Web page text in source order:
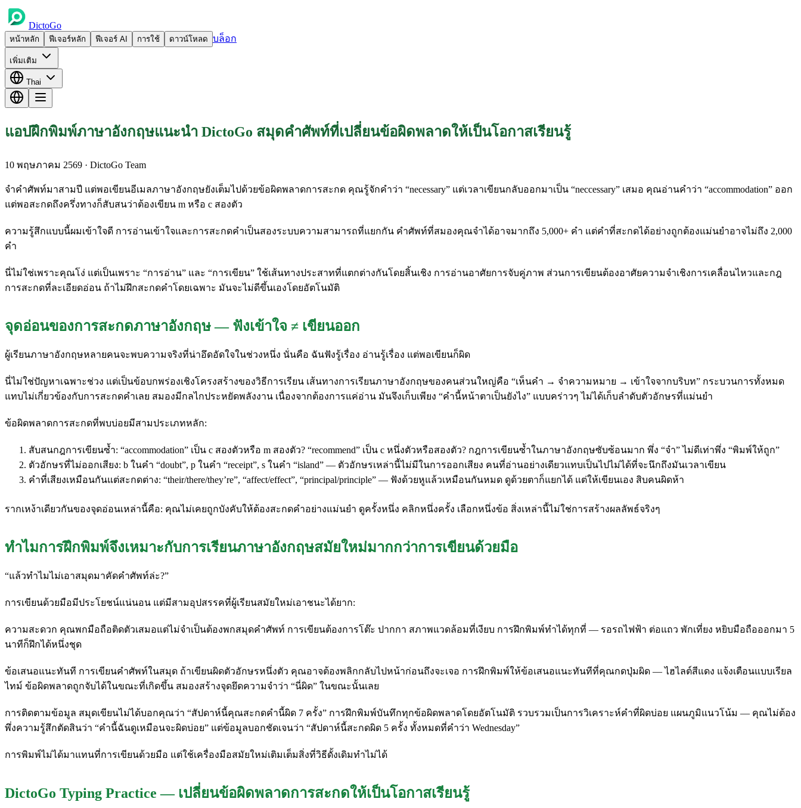
DictoGo
หน้าหลัก ฟีเจอร์หลัก ฟีเจอร์ AI การใช้ ดาวน์โหลด บล็อก
เพิ่มเติม
Thai
แอปฝึกพิมพ์ภาษาอังกฤษแนะนำ DictoGo สมุดคำศัพท์ที่เปลี่ยนข้อผิดพลาดให้เป็นโอกาสเรียนรู้
10 พฤษภาคม 2569 · DictoGo Team
จำคำศัพท์มาสามปี แต่พอเขียนอีเมลภาษาอังกฤษยังเต็มไปด้วยข้อผิดพลาดการสะกด คุณรู้จักคำว่า “necessary” แต่เวลาเขียนกลับออกมาเป็น “neccessary” เสมอ คุณอ่านคำว่า “accommodation” ออก
แต่พอสะกดถึงครึ่งทางก็สับสนว่าต้องเขียน m หรือ c สองตัว
ความรู้สึกแบบนี้ผมเข้าใจดี การอ่านเข้าใจและการสะกดคำเป็นสองระบบความสามารถที่แยกกัน คำศัพท์ที่สมองคุณจำได้อาจมากถึง 5,000+ คำ แต่คำที่สะกดได้อย่างถูกต้องแม่นยำอาจไม่ถึง 2,000
คำ
นี่ไม่ใช่เพราะคุณโง่ แต่เป็นเพราะ “การอ่าน” และ “การเขียน” ใช้เส้นทางประสาทที่แตกต่างกันโดยสิ้นเชิง การอ่านอาศัยการจับคู่ภาพ ส่วนการเขียนต้องอาศัยความจำเชิงการเคลื่อนไหวและกฎ
การสะกดที่ละเอียดอ่อน ถ้าไม่ฝึกสะกดคำโดยเฉพาะ มันจะไม่ดีขึ้นเองโดยอัตโนมัติ
จุดอ่อนของการสะกดภาษาอังกฤษ — ฟังเข้าใจ ≠ เขียนออก
ผู้เรียนภาษาอังกฤษหลายคนจะพบความจริงที่น่าอึดอัดใจในช่วงหนึ่ง นั่นคือ ฉันฟังรู้เรื่อง อ่านรู้เรื่อง แต่พอเขียนก็ผิด
นี่ไม่ใช่ปัญหาเฉพาะช่วง แต่เป็นข้อบกพร่องเชิงโครงสร้างของวิธีการเรียน เส้นทางการเรียนภาษาอังกฤษของคนส่วนใหญ่คือ “เห็นคำ → จำความหมาย → เข้าใจจากบริบท” กระบวนการทั้งหมด
แทบไม่เกี่ยวข้องกับการสะกดคำเลย สมองมีกลไกประหยัดพลังงาน เนื่องจากต้องการแค่อ่าน มันจึงเก็บเพียง “คำนี้หน้าตาเป็นยังไง” แบบคร่าวๆ ไม่ได้เก็บลำดับตัวอักษรที่แม่นยำ
ข้อผิดพลาดการสะกดที่พบบ่อยมีสามประเภทหลัก:
สับสนกฎการเขียนซ้ำ: “accommodation” เป็น c สองตัวหรือ m สองตัว? “recommend” เป็น c หนึ่งตัวหรือสองตัว? กฎการเขียนซ้ำในภาษาอังกฤษซับซ้อนมาก พึ่ง “จำ” ไม่ดีเท่าพึ่ง “พิมพ์ให้ถูก”
ตัวอักษรที่ไม่ออกเสียง: b ในคำ “doubt”, p ในคำ “receipt”, s ในคำ “island” — ตัวอักษรเหล่านี้ไม่มีในการออกเสียง คนที่อ่านอย่างเดียวแทบเป็นไปไม่ได้ที่จะนึกถึงมันเวลาเขียน
คำที่เสียงเหมือนกันแต่สะกดต่าง: “their/there/they’re”, “affect/effect”, “principal/principle” — ฟังด้วยหูแล้วเหมือนกันหมด ดูด้วยตาก็แยกได้ แต่ให้เขียนเอง สิบคนผิดห้า
รากเหง้าเดียวกันของจุดอ่อนเหล่านี้คือ: คุณไม่เคยถูกบังคับให้ต้องสะกดคำอย่างแม่นยำ ดูครั้งหนึ่ง คลิกหนึ่งครั้ง เลือกหนึ่งข้อ สิ่งเหล่านี้ไม่ใช่การสร้างผลลัพธ์จริงๆ
ทำไมการฝึกพิมพ์จึงเหมาะกับการเรียนภาษาอังกฤษสมัยใหม่มากกว่าการเขียนด้วยมือ
“แล้วทำไมไม่เอาสมุดมาคัดคำศัพท์ล่ะ?”
การเขียนด้วยมือมีประโยชน์แน่นอน แต่มีสามอุปสรรคที่ผู้เรียนสมัยใหม่เอาชนะได้ยาก:
ความสะดวก คุณพกมือถือติดตัวเสมอแต่ไม่จำเป็นต้องพกสมุดคำศัพท์ การเขียนต้องการโต๊ะ ปากกา สภาพแวดล้อมที่เงียบ การฝึกพิมพ์ทำได้ทุกที่ — รอรถไฟฟ้า ต่อแถว พักเที่ยง หยิบมือถือออกมา 5
นาทีก็ฝึกได้หนึ่งชุด
ข้อเสนอแนะทันที การเขียนคำศัพท์ในสมุด ถ้าเขียนผิดตัวอักษรหนึ่งตัว คุณอาจต้องพลิกกลับไปหน้าก่อนถึงจะเจอ การฝึกพิมพ์ให้ข้อเสนอแนะทันทีที่คุณกดปุ่มผิด — ไฮไลต์สีแดง แจ้งเตือนแบบเรียล
ไทม์ ข้อผิดพลาดถูกจับได้ในขณะที่เกิดขึ้น สมองสร้างจุดยึดความจำว่า “นี่ผิด” ในขณะนั้นเลย
การติดตามข้อมูล สมุดเขียนไม่ได้บอกคุณว่า “สัปดาห์นี้คุณสะกดคำนี้ผิด 7 ครั้ง” การฝึกพิมพ์บันทึกทุกข้อผิดพลาดโดยอัตโนมัติ รวบรวมเป็นการวิเคราะห์คำที่ผิดบ่อย แผนภูมิแนวโน้ม — คุณไม่ต้อง
พึ่งความรู้สึกตัดสินว่า “คำนี้ฉันดูเหมือนจะผิดบ่อย” แต่ข้อมูลบอกชัดเจนว่า “สัปดาห์นี้สะกดผิด 5 ครั้ง ทั้งหมดที่คำว่า Wednesday”
การพิมพ์ไม่ได้มาแทนที่การเขียนด้วยมือ แต่ใช้เครื่องมือสมัยใหม่เติมเต็มสิ่งที่วิธีดั้งเดิมทำไม่ได้
DictoGo Typing Practice — เปลี่ยนข้อผิดพลาดการสะกดให้เป็นโอกาสเรียนรู้